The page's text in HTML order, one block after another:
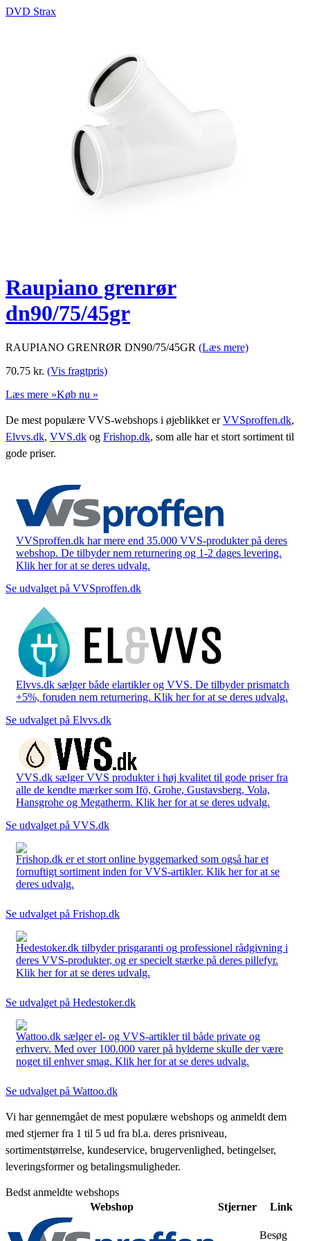
DVD Strax
Raupiano grenrør
dn90/75/45gr
RAUPIANO GRENRØR DN90/75/45GR (Læs mere)
70.75 kr. (Vis fragtpris)
Læs mere »Køb nu »
De mest populære VVS-webshops i øjeblikket erVVSproffen.dk,
Elvvs.dk, VVS.dk og Frishop.dk, som alle har et stort sortiment til
gode priser.
VVSproffen.dk har mere end 35.000 VVS-produkter på deres
webshop. De tilbyder nem returnering og 1-2 dages levering.
Klik her for at se deres udvalg.
Se udvalget på VVSproffen.dk
Elvvs.dk sælger både elartikler og VVS. De tilbyder prismatch
+5%, foruden nem returnering. Klik her for at se deres udvalg.
Se udvalget på Elvvs.dk
VVS.dk sælger VVS produkter i høj kvalitet til gode priser fra
alle de kendte mærker som Ifö, Grohe, Gustavsberg, Vola,
Hansgrohe og Megatherm. Klik her for at se deres udvalg.
Se udvalget på VVS.dk
Frishop.dk er et stort online byggemarked som også har et
fornuftigt sortiment inden for VVS-artikler. Klik her for at se
deres udvalg.
Se udvalget på Frishop.dk
Hedestoker.dk tilbyder prisgaranti og professionel rådgivning i
deres VVS-produkter, og er specielt stærke på deres pillefyr.
Klik her for at se deres udvalg.
Se udvalget på Hedestoker.dk
Wattoo.dk sælger el- og VVS-artikler til både private og
erhverv. Med over 100.000 varer på hylderne skulle der være
noget til enhver smag. Klik her for at se deres udvalg.
Se udvalget på Wattoo.dk
Vi har gennemgået de mest populære webshops og anmeldt dem
med stjerner fra 1 til 5 ud fra bl.a. deres prisniveau,
sortimentstørrelse, kundeservice, brugervenlighed, betingelser,
leveringsformer og betalingsmuligheder.
Bedst anmeldte webshops
Webshop
Stjerner Link
Besøg